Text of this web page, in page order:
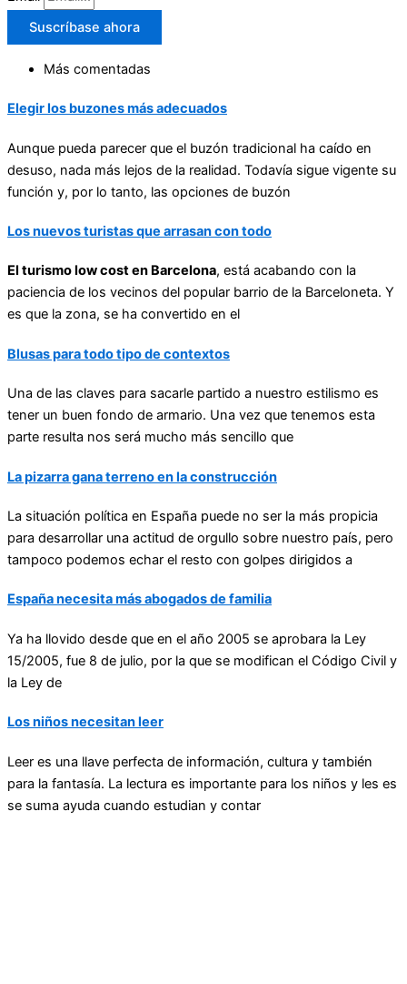
Suscríbase ahora
Más comentadas
Elegir los buzones más adecuados
Aunque pueda parecer que el buzón tradicional ha caído en
desuso, nada más lejos de la realidad. Todavía sigue vigente su
función y, por lo tanto, las opciones de buzón
Los nuevos turistas que arrasan con todo
El turismo low cost en Barcelona, está acabando con la
paciencia de los vecinos del popular barrio de la Barceloneta. Y
es que la zona, se ha convertido en el
Blusas para todo tipo de contextos
Una de las claves para sacarle partido a nuestro estilismo es
tener un buen fondo de armario. Una vez que tenemos esta
parte resulta nos será mucho más sencillo que
La pizarra gana terreno en la construcción
La situación política en España puede no ser la más propicia
para desarrollar una actitud de orgullo sobre nuestro país, pero
tampoco podemos echar el resto con golpes dirigidos a
España necesita más abogados de familia
Ya ha llovido desde que en el año 2005 se aprobara la Ley
15/2005, fue 8 de julio, por la que se modifican el Código Civil y
la Ley de
Los niños necesitan leer
Leer es una llave perfecta de información, cultura y también
para la fantasía. La lectura es importante para los niños y les es
se suma ayuda cuando estudian y contar